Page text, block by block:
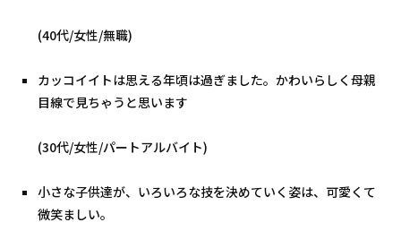
(40代/女性/無職)
カッコイイトは思える年頃は過ぎました。かわいらしく母親
目線で見ちゃうと思います
(30代/女性/パートアルバイト)
小さな子供達が、いろいろな技を決めていく姿は、可愛くて
微笑ましい。